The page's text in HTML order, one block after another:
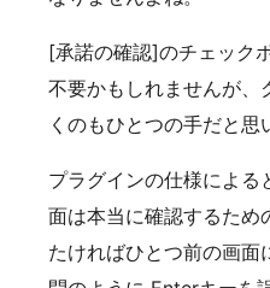
[承諾の確認]のチェック
不要かもしれませんが、
くのもひとつの手だと思
プラグインの仕様による
面は本当に確認するため
たければひとつ前の画面